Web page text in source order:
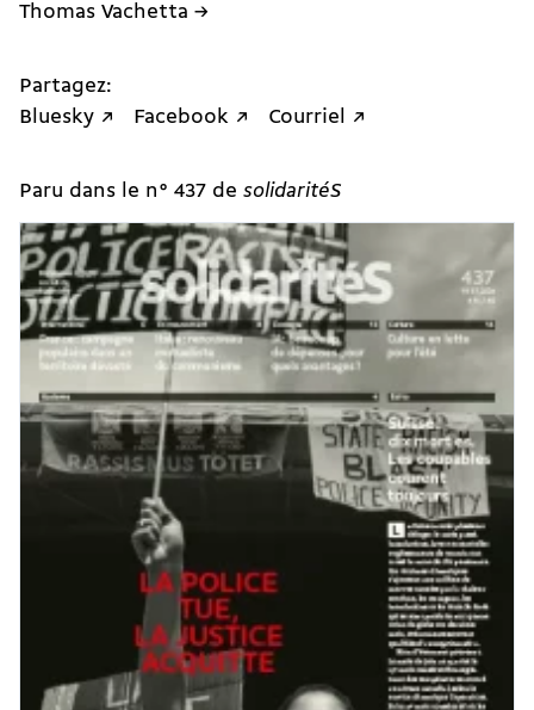
Thomas Vachetta →
Partagez:
Bluesky ↗
Facebook ↗ Courriel ↗
Paru dans le n° 437 de solidaritéS